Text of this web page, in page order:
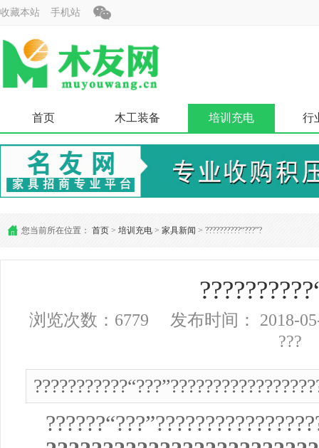
收藏本站 手机站
首页 木工装备 培训充电 行
您当前所在位置： 首页 > 培训充电 > 家具新闻 > ??????????“???”?
浏览次数：6779 发布时间： 2018-
???